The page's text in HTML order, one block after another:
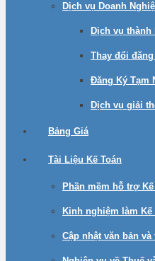
Dịch vụ Doanh
Dịch vụ thành
Thay đổi
Đăng Ký Tạm
Dịch vụ giải
Bảng Giá
Tài Liệu Kế Toán
Phần mềm hỗ trợ Kế
Kinh nghiệm làm Kế
Cập nhật văn bản